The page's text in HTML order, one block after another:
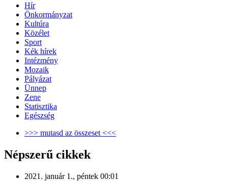
Hír
Önkormányzat
Kultúra
Közélet
Sport
Kék hírek
Intézmény
Mozaik
Pályázat
Ünnep
Zene
Statisztika
Egészség
>>> mutasd az összeset <<<
Népszerű cikkek
2021. január 1., péntek 00:01